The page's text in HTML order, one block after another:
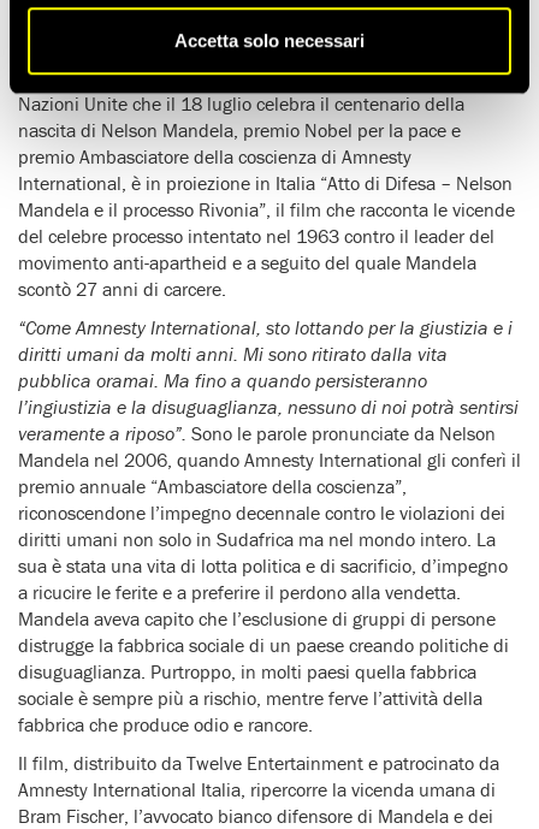
Accetta solo necessari
attraverso gli occhi di Bram Fischer, l’avvocato che salvò
la vita al leader della lotta contro l’apartheid.
In occasione del Mandela day, Giornata internazionale delle
Nazioni Unite che il 18 luglio celebra il centenario della
nascita di Nelson Mandela, premio Nobel per la pace e
premio Ambasciatore della coscienza di Amnesty
International, è in proiezione in Italia “Atto di Difesa – Nelson
Mandela e il processo Rivonia”, il film che racconta le vicende
del celebre processo intentato nel 1963 contro il leader del
movimento anti-apartheid e a seguito del quale Mandela
scontò 27 anni di carcere.
“Come Amnesty International, sto lottando per la giustizia e i
diritti umani da molti anni. Mi sono ritirato dalla vita
pubblica oramai. Ma fino a quando persisteranno
l’ingiustizia e la disuguaglianza, nessuno di noi potrà sentirsi
veramente a riposo”. Sono le parole pronunciate da Nelson
Mandela nel 2006, quando Amnesty International gli conferì il
premio annuale “Ambasciatore della coscienza”,
riconoscendone l’impegno decennale contro le violazioni dei
diritti umani non solo in Sudafrica ma nel mondo intero. La
sua è stata una vita di lotta politica e di sacrificio, d’impegno
a ricucire le ferite e a preferire il perdono alla vendetta.
Mandela aveva capito che l’esclusione di gruppi di persone
distrugge la fabbrica sociale di un paese creando politiche di
disuguaglianza. Purtroppo, in molti paesi quella fabbrica
sociale è sempre più a rischio, mentre ferve l’attività della
fabbrica che produce odio e rancore.
Il film, distribuito da Twelve Entertainment e patrocinato da
Amnesty International Italia, ripercorre la vicenda umana di
Bram Fischer, l’avvocato bianco difensore di Mandela e dei